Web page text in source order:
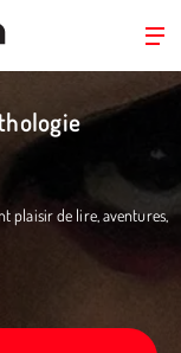
plaisir de lire, aventures,